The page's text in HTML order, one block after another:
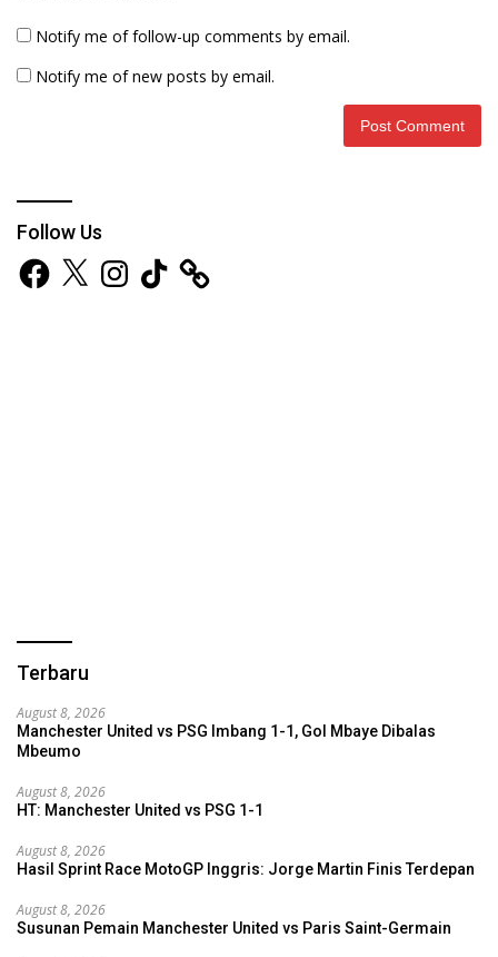
Notify me of follow-up comments by email.
Notify me of new posts by email.
Follow Us
Facebook
X Instagram
TikTok
Terbaru
August 8, 2026
Manchester United vs PSG Imbang 1-1, Gol Mbaye Dibalas
Mbeumo
August 8, 2026
HT: Manchester United vs PSG 1-1
August 8, 2026
Hasil Sprint Race MotoGP Inggris: Jorge Martin Finis Terdepan
August 8, 2026
Susunan Pemain Manchester United vs Paris Saint-Germain